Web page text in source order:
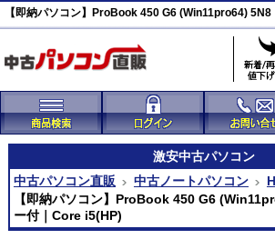
激安中古パソコン
中古パソコン直販
中古ノートパソコン
【即納パソコン】ProBook 450 G6
ー付｜Core i5(HP)